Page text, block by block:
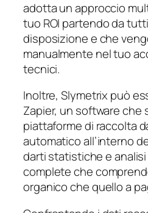
adotta un approccio
tuo ROI partendo da
disposizione e che
manualmente nel tuo
tecnici.
Inoltre, Slymetrix può
Zapier, un software che
piattaforme di raccolta
automatico all’interno
darti statistiche e
complete che
organico che quello a